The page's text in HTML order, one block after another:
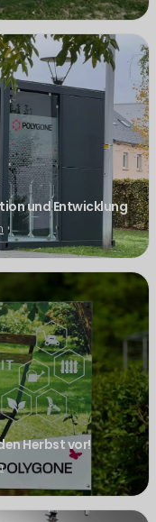
und Entwicklung
Herbst vor!